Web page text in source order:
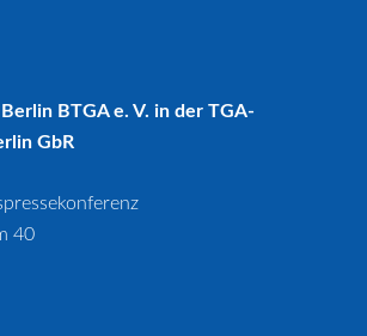
BTGA e. V. in der TGA-
GbR
40